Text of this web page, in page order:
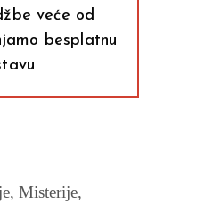
veće od
besplatnu
, Misterije,